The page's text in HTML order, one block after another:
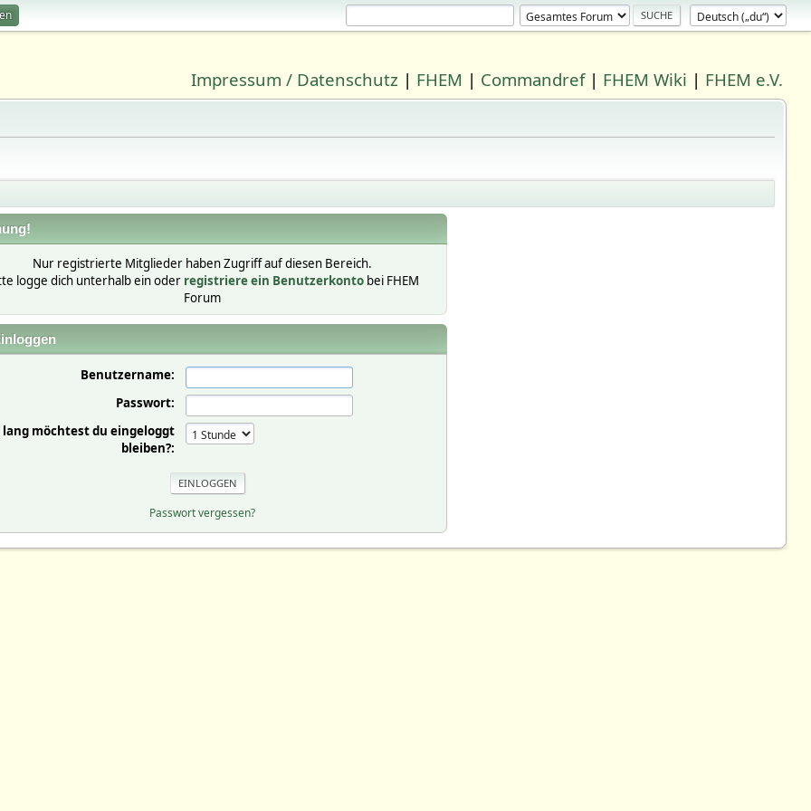
Impressum / Datenschutz | FHEM | Commandref| FHEM Wiki | FHEM e.V.
Nur registrierte Mitglieder haben Zugriff auf diesen Bereich.
logge dich unterhalb ein oder registriere ein Benutzerkontobei FHEM
Forum
Benutzername:
Passwort:
lang möchtest du eingeloggt
bleiben?:
Passwort vergessen?